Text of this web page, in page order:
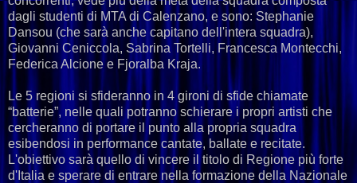
dagli studenti di MTA di Calenzano, e sono: Stephanie
Dansou (che sarà anche capitano dell'intera squadra),
Giovanni Ceniccola, Sabrina Tortelli, Francesca Montecchi,
Federica Alcione e Fjoralba Kraja.
Le 5 regioni si sfideranno in 4 gironi di sfide chiamate
“batterie”, nelle quali potranno schierare i propri artisti che
cercheranno di portare il punto alla propria squadra
esibendosi in performance cantate, ballate e recitate.
L'obiettivo sarà quello di vincere il titolo di Regione più forte
d'Italia e sperare di entrare nella formazione della Nazionale